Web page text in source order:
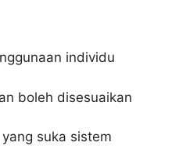
individu
boleh disesuaikan
suka sistem